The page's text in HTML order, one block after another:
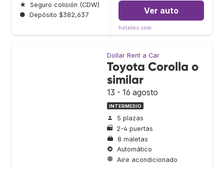
★ Seguro colisión (CDW)
● Depósito $382,637 Ver auto
hoteles.com
Dollar Rent a Car
Toyota Corolla o
similar
13 - 16 agosto
INTERMEDIO
5 plazas
2-4 puertas
8 maletas
Automático
Aire acondicionado